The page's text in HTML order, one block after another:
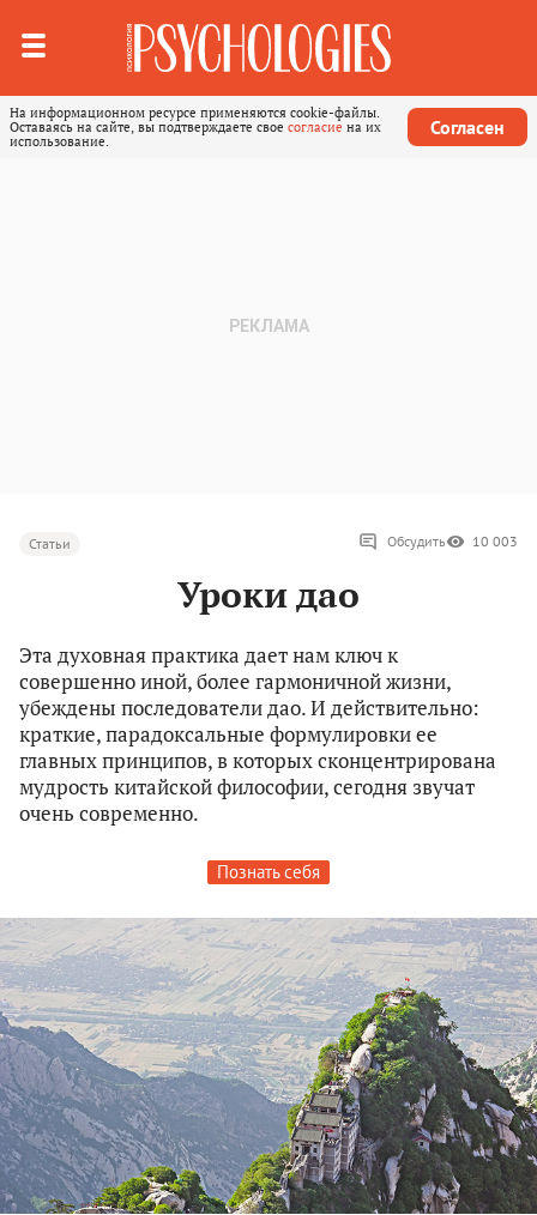
На информационном ресурсе применяются cookie-файлы.
Оставаясь на сайте, вы подтверждаете свое согласие на их
использование.
Согласен
Статьи Обсудить 10 003
Уроки дао
Эта духовная практика дает нам ключ к
совершенно иной, более гармоничной жизни,
убеждены последователи дао. И действительно:
краткие, парадоксальные формулировки ее
главных принципов, в которых сконцентрирована
мудрость китайской философии, сегодня звучат
очень современно.
Познать себя